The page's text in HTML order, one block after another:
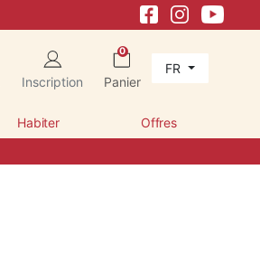
Inscription
0
Panier
FR
Habiter Offres